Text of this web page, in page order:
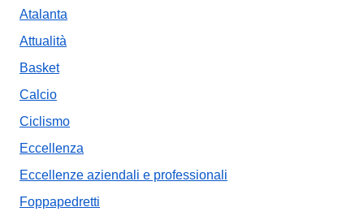
Atalanta
Attualità
Basket
Calcio
Ciclismo
Eccellenza
Eccellenze aziendali e professionali
Foppapedretti